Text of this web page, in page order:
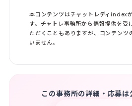
本コンテンツはチャットレディindex
す。チャトレ事務所から情報提供を受
ただくこともありますが、コンテンツ
いません。
この事務所の詳細・応募は